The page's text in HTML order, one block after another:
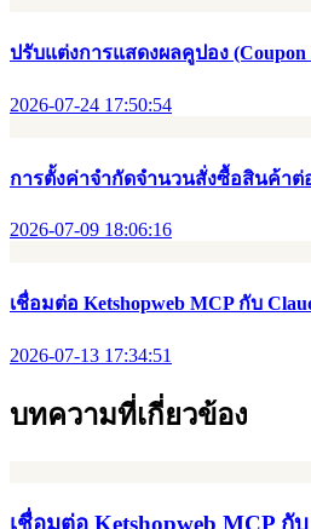
ปรับแต่งการแสดงผลคูปอง (Coupon
2026-07-24 17:50:54
การตั้งค่าจำกัดจำนวนสั่งซื้อสินค้าต่
2026-07-09 18:06:16